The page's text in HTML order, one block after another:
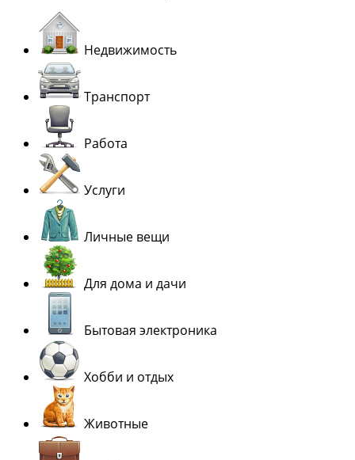
Недвижимость
Транспорт
Работа
Услуги
Личные вещи
Для дома и дачи
Бытовая электроника
Хобби и отдых
Животные